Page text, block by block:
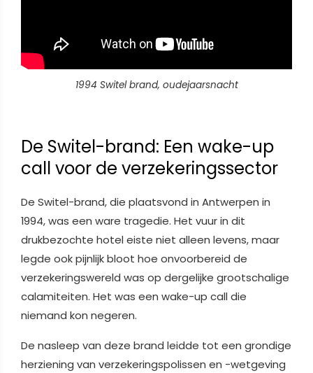
1994 Switel brand, oudejaarsnacht
De Switel-brand: Een wake-up
call voor de verzekeringssector
De Switel-brand, die plaatsvond in Antwerpen in
1994, was een ware tragedie. Het vuur in dit
drukbezochte hotel eiste niet alleen levens, maar
legde ook pijnlijk bloot hoe onvoorbereid de
verzekeringswereld was op dergelijke grootschalige
calamiteiten. Het was een wake-up call die
niemand kon negeren.
De nasleep van deze brand leidde tot een grondige
herziening van verzekeringspolissen en -wetgeving